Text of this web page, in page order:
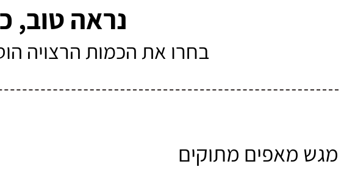
נראה טוב,
בחרו את הכמות הרצויה
מגש מאפים מתוקים